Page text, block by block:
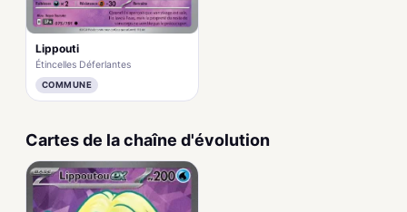
Lippouti
Étincelles Déferlantes
COMMUNE
Cartes de la chaîne d'évolution